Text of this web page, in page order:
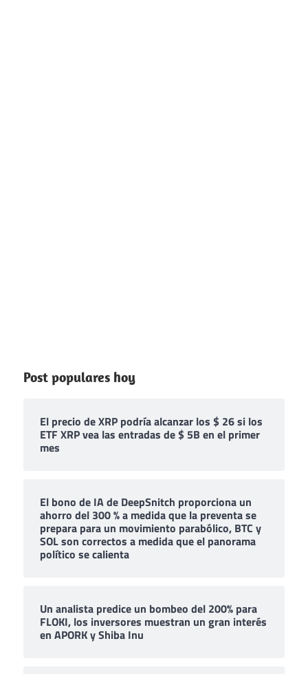
Post populares hoy
El precio de XRP podría alcanzar los $ 26 si los
ETF XRP vea las entradas de $ 5B en el primer
mes
El bono de IA de DeepSnitch proporciona un
ahorro del 300 % a medida que la preventa se
prepara para un movimiento parabólico, BTC y
SOL son correctos a medida que el panorama
político se calienta
Un analista predice un bombeo del 200% para
FLOKI, los inversores muestran un gran interés
en APORK y Shiba Inu